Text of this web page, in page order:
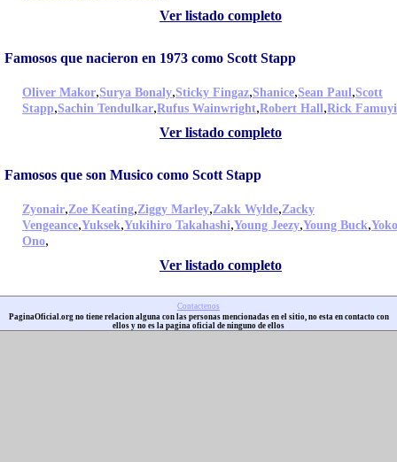
Ver listado completo
Famosos que nacieron en 1973 como Scott Stapp
Oliver Makor,Surya Bonaly,Sticky Fingaz,Shanice,Sean Paul,Scott
Stapp,Sachin Tendulkar,Rufus Wainwright,Robert Hall,Rick
Ver listado completo
Famosos que son Musico como Scott Stapp
Zyonair,Zoe Keating,Ziggy Marley,Zakk Wylde,Zacky
Vengeance,Yuksek,Yukihiro Takahashi,Young Jeezy,Young Buck,Yoko
Ono,
Ver listado completo
Contactenos
PaginaOficial.org no tiene relacion alguna con las personas mencionadas en el sitio, no esta en contacto con
ellos y no es la pagina oficial de ninguno de ellos